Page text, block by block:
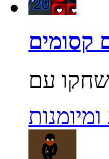
קסומים